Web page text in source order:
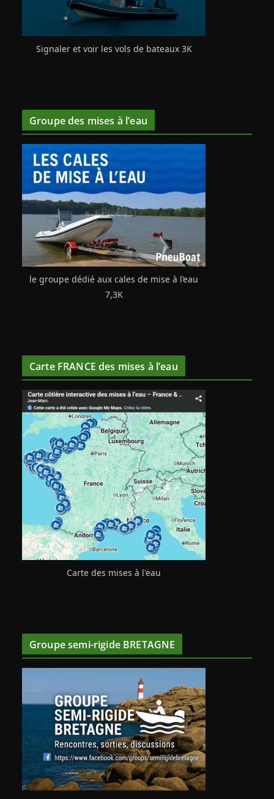
Signaler et voir les vols de bateaux 3K
Groupe des mises à l’eau
le groupe dédié aux cales de mise à l’eau
7,3K
Carte FRANCE des mises à l’eau
Carte des mises à l'eau
Groupe semi-rigide BRETAGNE